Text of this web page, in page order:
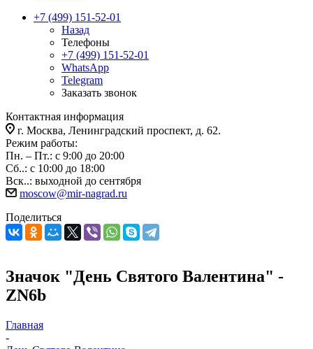
+7 (499) 151-52-01
Назад
Телефоны
+7 (499) 151-52-01
WhatsApp
Telegram
Заказать звонок
Контактная информация
г. Москва, Ленинградский проспект, д. 62.
Режим работы:
Пн. – Пт.: с 9:00 до 20:00
Сб..: с 10:00 до 18:00
Вск..: выходной до сентября
moscow@mir-nagrad.ru
Поделиться
Значок "День Святого Валентина" -
ZN6b
Главная
-